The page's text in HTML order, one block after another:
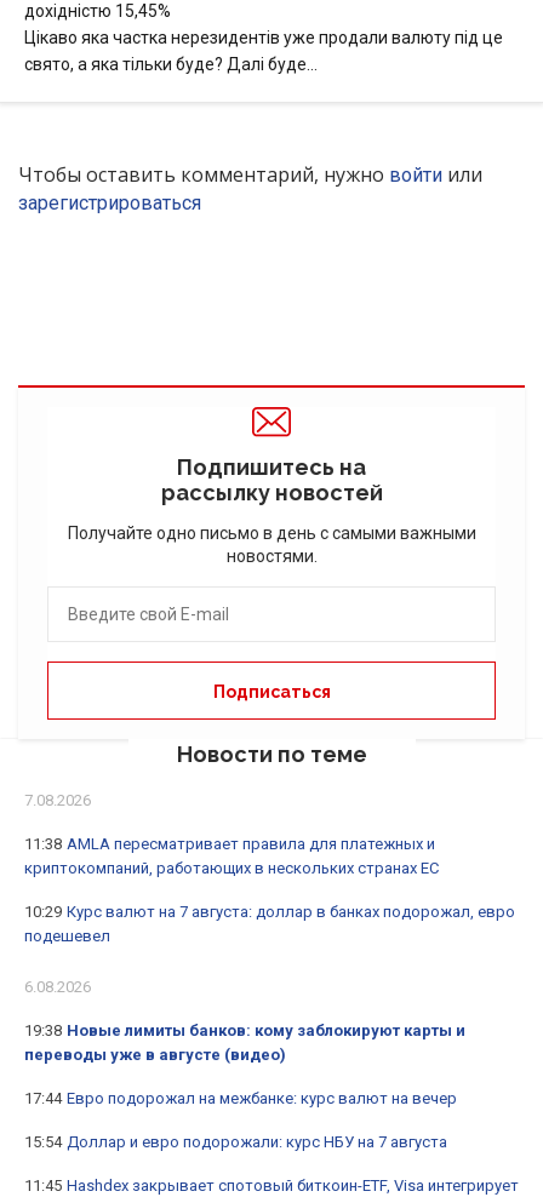
дохідністю 15,45%
Цікаво яка частка нерезидентів уже продали валюту під це
свято, а яка тільки буде? Далі буде...
Чтобы оставить комментарий, нужно войти или
зарегистрироваться
Подпишитесь на
рассылку новостей
Получайте одно письмо в день с самыми важными
новостями.
Новости по теме
7.08.2026
11:38 AMLA пересматривает правила для платежных и
криптокомпаний, работающих в нескольких странах ЕС
10:29 Курс валют на 7 августа: доллар в банках подорожал, евро
подешевел
6.08.2026
19:38 Новые лимиты банков: кому заблокируют карты и
переводы уже в августе (видео)
17:44 Евро подорожал на межбанке: курс валют на вечер
15:54 Доллар и евро подорожали: курс НБУ на 7 августа
11:45 Hashdex закрывает спотовый биткоин-ETF, Visa интегрирует